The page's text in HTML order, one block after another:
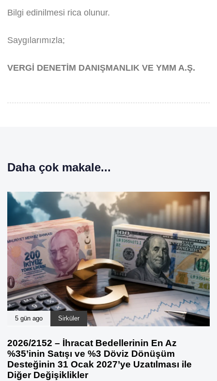
Bilgi edinilmesi rica olunur.
Saygılarımızla;
VERGİ DENETİM DANIŞMANLIK VE YMM A.Ş.
Daha çok makale...
5 gün ago Sirküler
2026/2152 – İhracat Bedellerinin En Az
%35’inin Satışı ve %3 Döviz Dönüşüm
Desteğinin 31 Ocak 2027’ye Uzatılması ile
Diğer Değişiklikler